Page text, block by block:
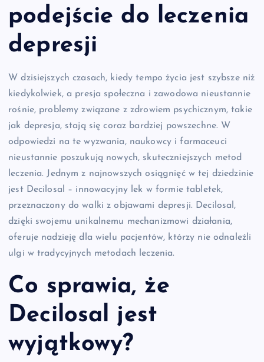
podejście do leczenia
depresji
W dzisiejszych czasach, kiedy tempo życia jest szybsze niż
kiedykolwiek, a presja społeczna i zawodowa nieustannie
rośnie, problemy związane z zdrowiem psychicznym, takie
jak depresja, stają się coraz bardziej powszechne. W
odpowiedzi na te wyzwania, naukowcy i farmaceuci
nieustannie poszukują nowych, skuteczniejszych metod
leczenia. Jednym z najnowszych osiągnięć w tej dziedzinie
jest Decilosal – innowacyjny lek w formie tabletek,
przeznaczony do walki z objawami depresji. Decilosal,
dzięki swojemu unikalnemu mechanizmowi działania,
oferuje nadzieję dla wielu pacjentów, którzy nie odnaleźli
ulgi w tradycyjnych metodach leczenia.
Co sprawia, że
Decilosal jest
wyjątkowy?